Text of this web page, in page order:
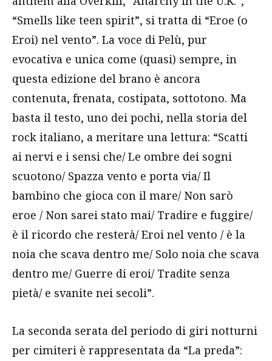
“Smells like teen spirit”, si tratta di “Eroe (o
Eroi) nel vento”. La voce di Pelù, pur
evocativa e unica come (quasi) sempre, in
questa edizione del brano è ancora
contenuta, frenata, costipata, sottotono. Ma
basta il testo, uno dei pochi, nella storia del
rock italiano, a meritare una lettura: “Scatti
ai nervi e i sensi che/ Le ombre dei sogni
scuotono/ Spazza vento e porta via/ Il
bambino che gioca con il mare/ Non sarò
eroe / Non sarei stato mai/ Tradire e fuggire/
è il ricordo che resterà/ Eroi nel vento / è la
noia che scava dentro me/ Solo noia che scava
dentro me/ Guerre di eroi/ Tradite senza
pietà/ e svanite nei secoli”.
La seconda serata del periodo di giri notturni
per cimiteri è rappresentata da “La preda”: